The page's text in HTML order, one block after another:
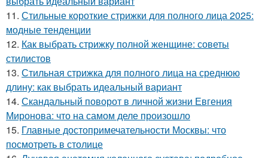
11. Стильные короткие стрижки для полного лица 2025:
модные тенденции
12. Как выбрать стрижку полной женщине: советы
стилистов
13. Стильная стрижка для полного лица на среднюю
длину: как выбрать идеальный вариант
14. Скандальный поворот в личной жизни Евгения
Миронова: что на самом деле произошло
15. Главные достопримечательности Москвы: что
посмотреть в столице